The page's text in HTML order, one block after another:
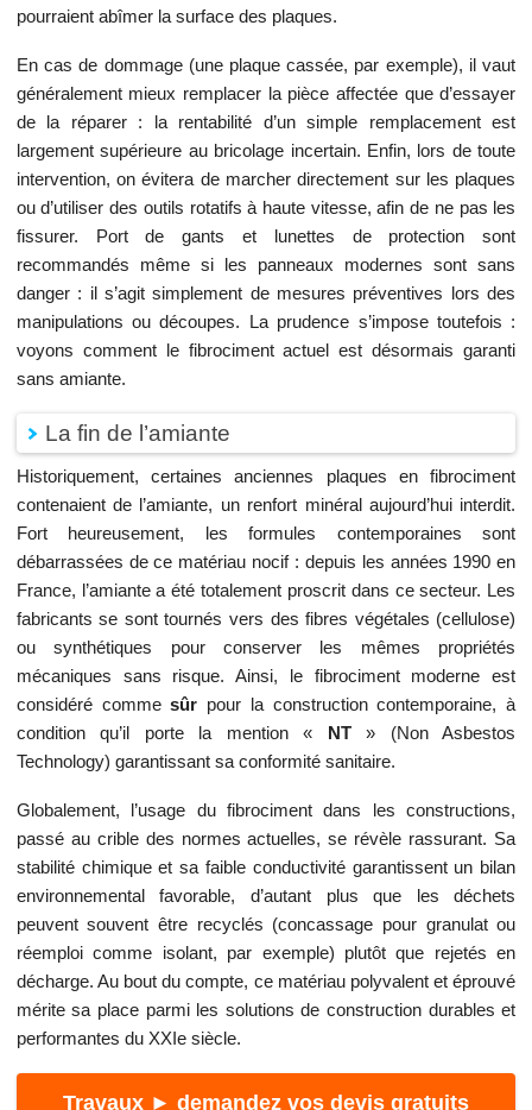
pourraient abîmer la surface des plaques.
En cas de dommage (une plaque cassée, par exemple), il vaut
généralement mieux remplacer la pièce affectée que d’essayer
de la réparer : la rentabilité d’un simple remplacement est
largement supérieure au bricolage incertain. Enfin, lors de toute
intervention, on évitera de marcher directement sur les plaques
ou d’utiliser des outils rotatifs à haute vitesse, afin de ne pas les
fissurer. Port de gants et lunettes de protection sont
recommandés même si les panneaux modernes sont sans
danger : il s’agit simplement de mesures préventives lors des
manipulations ou découpes. La prudence s’impose toutefois :
voyons comment le fibrociment actuel est désormais garanti
sans amiante.
La fin de l’amiante
Historiquement, certaines anciennes plaques en fibrociment
contenaient de l’amiante, un renfort minéral aujourd’hui interdit.
Fort heureusement, les formules contemporaines sont
débarrassées de ce matériau nocif : depuis les années 1990 en
France, l’amiante a été totalement proscrit dans ce secteur. Les
fabricants se sont tournés vers des fibres végétales (cellulose)
ou synthétiques pour conserver les mêmes propriétés
mécaniques sans risque. Ainsi, le fibrociment moderne est
considéré commesûr pour la construction contemporaine, à
condition qu’il porte la mention « NT» (Non Asbestos
Technology) garantissant sa conformité sanitaire.
Globalement, l’usage du fibrociment dans les constructions,
passé au crible des normes actuelles, se révèle rassurant. Sa
stabilité chimique et sa faible conductivité garantissent un bilan
environnemental favorable, d’autant plus que les déchets
peuvent souvent être recyclés (concassage pour granulat ou
réemploi comme isolant, par exemple) plutôt que rejetés en
décharge. Au bout du compte, ce matériau polyvalent et éprouvé
mérite sa place parmi les solutions de construction durables et
performantes du XXIe siècle.
Travaux ► demandez vos devis gratuits